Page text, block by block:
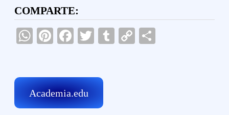
COMPARTE:
WhatsApp
Pinterest
Facebook
TwitterTumblr
Copy
Academia.edu